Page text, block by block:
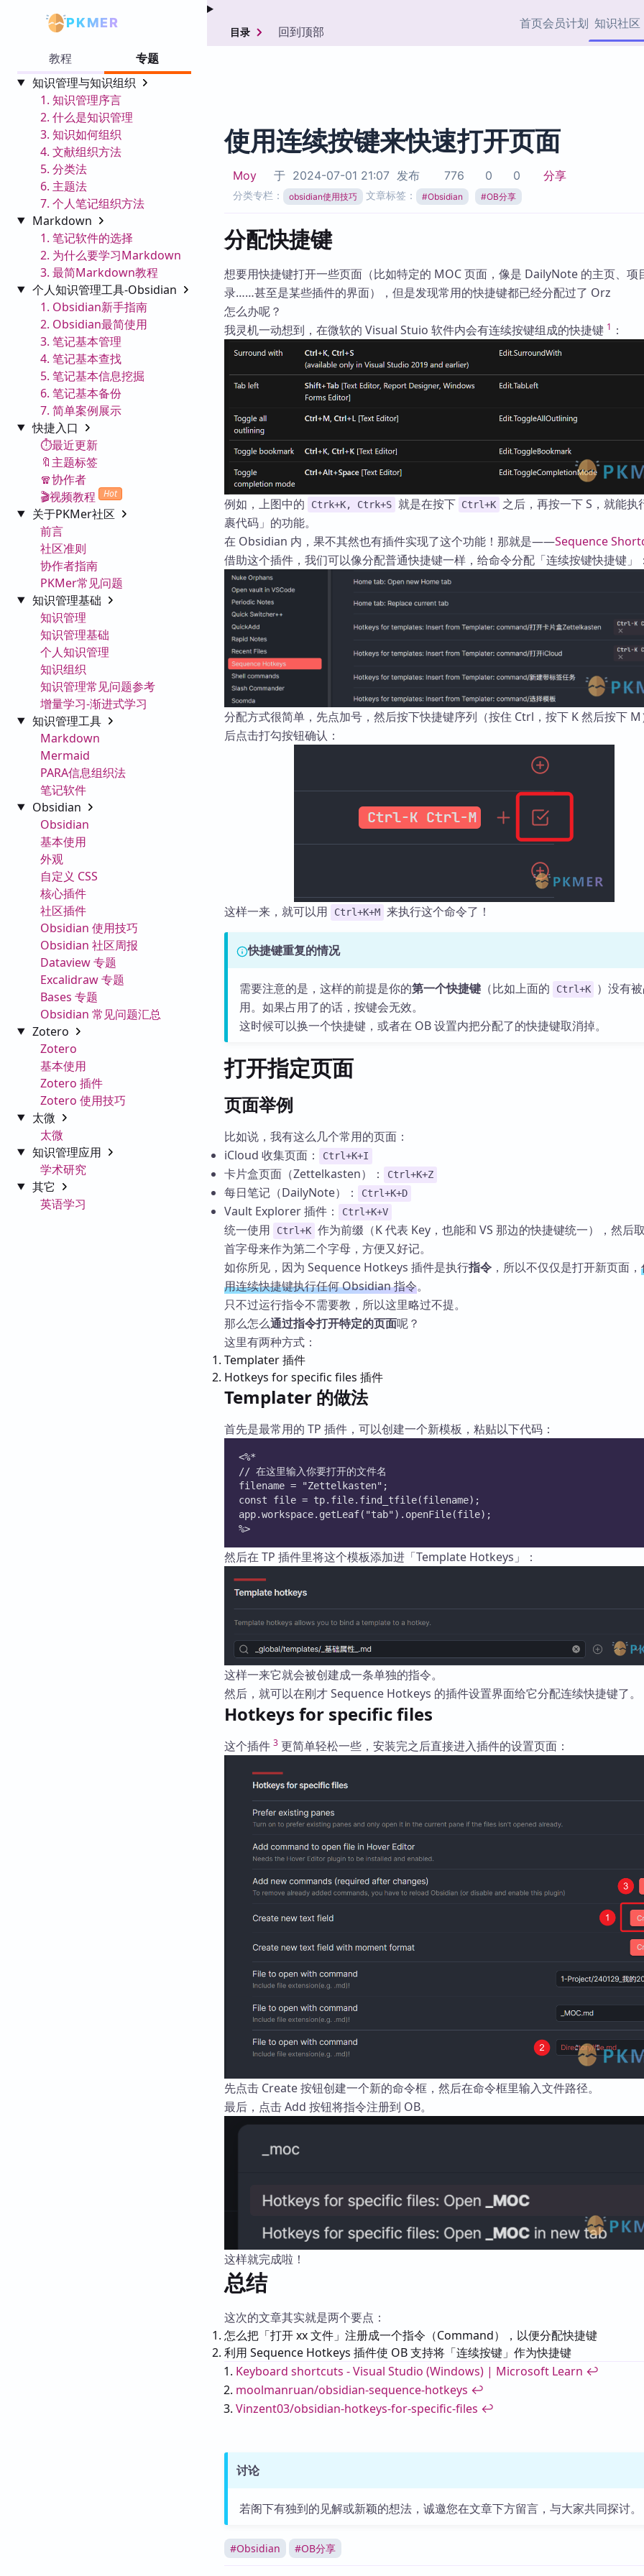
PKMER 首页会员计划 知识社区
Obsidian 社区插
知识管理
载
加速访问 Obsidian 官方
市场
教程
专题
知识管理与知识组织
1. 知识管理序言
2. 什么是知识管理
3. 知识如何组织
4. 文献组织方法
5. 分类法
6. 主题法
7. 个人笔记组织方法
Markdown
1. 笔记软件的选择
2. 为什么要学习Markdown
3. 最简Markdown教程
个人知识管理工具-Obsidian
1. Obsidian新手指南
2. Obsidian最简使用
3. 笔记基本管理
4. 笔记基本查找
5. 笔记基本信息挖掘
6. 笔记基本备份
7. 简单案例展示
快捷入口
⏱️最近更新
🔖主题标签
🧣协作者
🎬视频教程
Hot
关于PKMer社区
前言
社区准则
协作者指南
PKMer常见问题
知识管理基础
知识管理
知识管理基础
个人知识管理
知识组织
知识管理常见问题参考
增量学习-渐进式学习
知识管理工具
Markdown
Mermaid
PARA信息组织法
笔记软件
Obsidian
Obsidian
基本使用
外观
自定义 CSS
核心插件
社区插件
Obsidian 使用技巧
Obsidian 社区周报
Dataview 专题
Excalidraw 专题
Bases 专题
Obsidian 常见问题汇总
Zotero
Zotero
基本使用
Zotero 插件
Zotero 使用技巧
太微
太微
知识管理应用
学术研究
其它
英语学习
目录 回到顶部
使用连续按键来快速打开页面
Moy 于 2024-07-01 21:07 发布 776 0 0 分享
分类专栏： obsidian使用技巧 文章标签： #Obsidian #OB分享
分配快捷键
想要用快捷键打开一些页面（比如特定的 MOC 页面，像是 DailyNote 的主页、项
录……甚至是某些插件的界面），但是发现常用的快捷键都已经分配过了 Orz
怎么办呢？
我灵机一动想到，在微软的 Visual Stuio 软件内会有连续按键组成的快捷键 1 ：
例如，上图中的 Ctrk+K, Ctrk+S 就是在按下 Ctrl+K
之后，再按一下 S，就能执
裹代码」的功能。
在 Obsidian 内，果不其然也有插件实现了这个功能！那就是——Sequence
借助这个插件，我们可以像分配普通快捷键一样，给命令分配「连续按键快捷键」
分配方式很简单，先点加号，然后按下快捷键序列（按住 Ctrl，按下 K 然后按下
后点击打勾按钮确认：
这样一来，就可以用 Ctrl+K+M 来执行这个命令了！
快捷键重复的情况
需要注意的是，这样的前提是你的第一个快捷键（比如上面的 Ctrl+K
）没有
用。如果占用了的话，按键会无效。
这时候可以换一个快捷键，或者在 OB 设置内把分配了的快捷键取消掉。
打开指定页面
页面举例
比如说，我有这么几个常用的页面：
iCloud 收集页面：
Ctrl+K+I
卡片盒页面（Zettelkasten）： Ctrl+K+Z
每日笔记（DailyNote）： Ctrl+K+D
Vault Explorer 插件： Ctrl+K+V
统一使用 Ctrl+K 作为前缀（K 代表 Key，也能和 VS 那边的快捷键统一），然后
首字母来作为第二个字母，方便又好记。
如你所见，因为 Sequence Hotkeys 插件是执行指令 ，所以不仅仅是打开新页面，
用连续快捷键执行任何 Obsidian 指令。
只不过运行指令不需要教，所以这里略过不提。
那么怎么通过指令打开特定的页面呢？
这里有两种方式：
Templater 插件
Hotkeys for specific files 插件
Templater 的做法
首先是最常用的 TP 插件，可以创建一个新模板，粘贴以下代码：
<%*
// 在这里输入你要打开的文件名
filename = "Zettelkasten";
const file = tp.file.find_tfile(filename);
app.workspace.getLeaf("tab").openFile(file);
%>
然后在 TP 插件里将这个模板添加进「Template Hotkeys」：
这样一来它就会被创建成一条单独的指令。
然后，就可以在刚才 Sequence Hotkeys 的插件设置界面给它分配连续快捷键了。
Hotkeys for specific files
这个插件 3 更简单轻松一些，安装完之后直接进入插件的设置页面：
先点击 Create 按钮创建一个新的命令框，然后在命令框里输入文件路径。
最后，点击 Add 按钮将指令注册到 OB。
这样就完成啦！
总结
这次的文章其实就是两个要点：
怎么把「打开 xx 文件」注册成一个指令（Command），以便分配快捷键
利用 Sequence Hotkeys 插件使 OB 支持将「连续按键」作为快捷键
Footnotes
Keyboard shortcuts - Visual Studio (Windows) | Microsoft Learn ↩
moolmanruan/obsidian-sequence-hotkeys ↩
Vinzent03/obsidian-hotkeys-for-specific-files ↩
讨论
若阁下有独到的见解或新颖的想法，诚邀您在文章下方留言，与大家共同探讨。
#Obsidian #OB分享